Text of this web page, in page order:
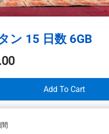
ン 15 日数 6GB
Add To Cart